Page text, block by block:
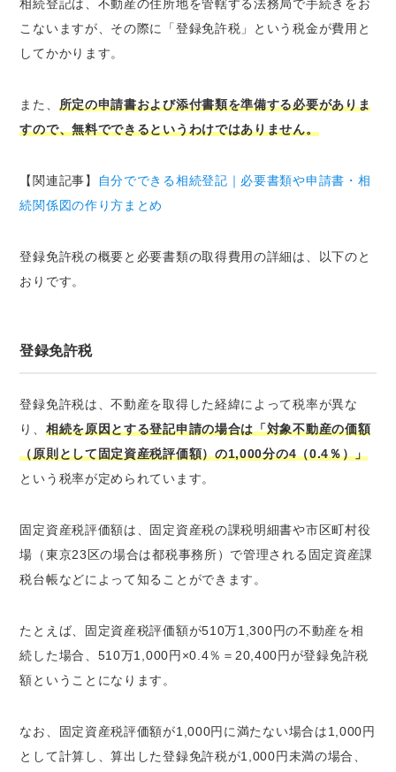
相続登記は、不動産の住所地を管轄する法務局で手続きをお
こないますが、その際に「登録免許税」という税金が費用と
してかかります。
また、 所定の申請書および添付書類を準備する必要がありま
すので、無料でできるというわけではありません。
【関連記事】
自分でできる相続登記｜必要書類や申請書・相
続関係図の作り方まとめ
登録免許税の概要と必要書類の取得費用の詳細は、以下のと
おりです。
登録免許税
登録免許税は、不動産を取得した経緯によって税率が異な
り、 相続を原因とする登記申請の場合は「対象不動産の価額
（原則として固定資産税評価額）の1,000分の4（0.4％）」
という税率が定められています。
固定資産税評価額は、固定資産税の課税明細書や市区町村役
場（東京23区の場合は都税事務所）で管理される固定資産課
税台帳などによって知ることができます。
たとえば、固定資産税評価額が510万1,300円の不動産を相
続した場合、510万1,000円×0.4％＝20,400円が登録免許税
額ということになります。
なお、固定資産税評価額が1,000円に満たない場合は1,000円
として計算し、算出した登録免許税が1,000円未満の場合、